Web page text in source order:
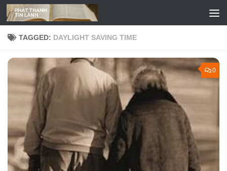
Skip to content
TAGGED: DAYLIGHT SAVING TIME
0